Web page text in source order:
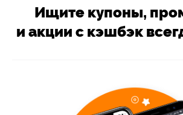
Ищите купоны,
и акции с кэшбэк